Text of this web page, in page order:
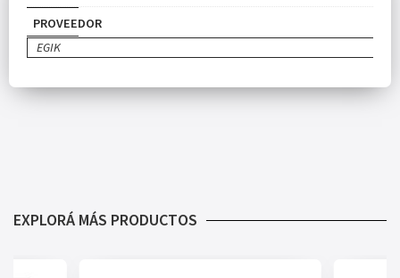
PROVEEDOR
EGIK
EXPLORÁ MÁS PRODUCTOS